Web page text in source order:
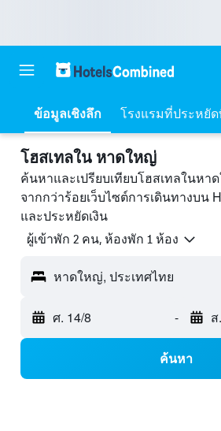
ข้อมูลเชิงลึก โรงแรมที่ประหยั
โฮสเทลใน หาดใหญ่
ค้นหาและเปรียบเทียบโฮสเทลในหา
จากกว่าร้อยเว็บไซต์การเดินทางบน
และประหยัดเงิน
ผู้เข้าพัก 2 คน, ห้องพัก 1 ห้อง
หาดใหญ่, ประเทศไทย
ศ. 14/8 -
ค้นหา